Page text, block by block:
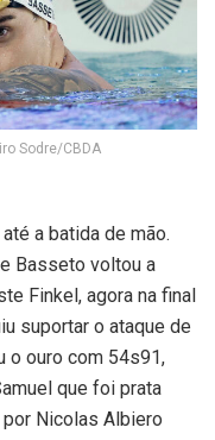
Sodre/CBDA
a batida de mão.
Basseto voltou a
Finkel, agora na final
suportar o ataque de
o ouro com 54s91,
que foi prata
Nicolas Albiero